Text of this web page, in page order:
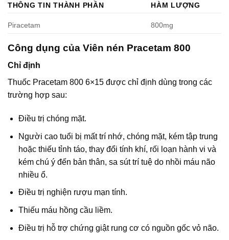
THÔNG TIN THÀNH PHẦN HÀM LƯỢNG
Piracetam 800mg
Công dụng của Viên nén Pracetam 800
Chỉ định
Thuốc Pracetam 800 6×15 được chỉ định dùng trong các
trường hợp sau:
Điều trị chóng mặt.
Người cao tuổi bị mất trí nhớ, chóng mặt, kém tập trung
hoặc thiếu tỉnh táo, thay đổi tính khí, rối loạn hành vi và
kém chú ý đến bản thân, sa sút trí tuệ do nhồi máu não
nhiều ổ.
Điều trị nghiện rượu mạn tính.
Thiếu máu hồng cầu liềm.
Điều trị hỗ trợ chứng giật rung cơ có nguồn gốc vỏ não.